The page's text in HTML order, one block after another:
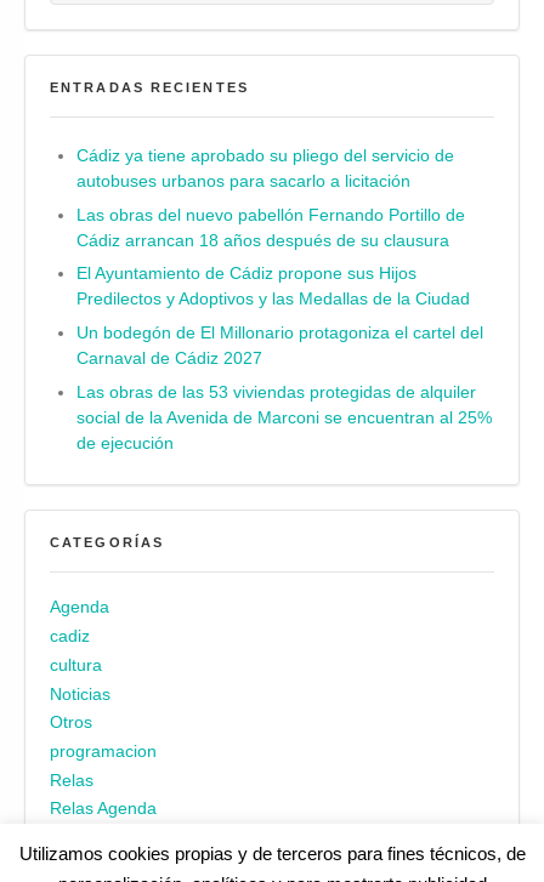
ENTRADAS RECIENTES
Cádiz ya tiene aprobado su pliego del servicio de
autobuses urbanos para sacarlo a licitación
Las obras del nuevo pabellón Fernando Portillo de
Cádiz arrancan 18 años después de su clausura
El Ayuntamiento de Cádiz propone sus Hijos
Predilectos y Adoptivos y las Medallas de la Ciudad
Un bodegón de El Millonario protagoniza el cartel del
Carnaval de Cádiz 2027
Las obras de las 53 viviendas protegidas de alquiler
social de la Avenida de Marconi se encuentran al 25%
de ejecución
CATEGORÍAS
Agenda
cadiz
cultura
Noticias
Otros
programacion
Relas
Relas Agenda
Utilizamos cookies propias y de terceros para fines técnicos, de